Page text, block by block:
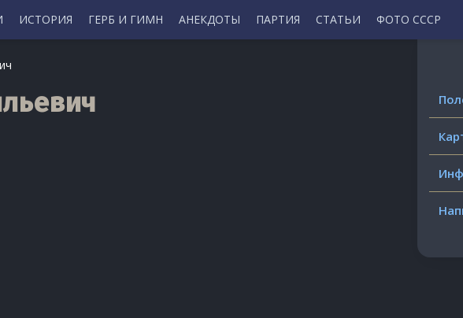
ИСТОРИЯ ГЕРБ И ГИМН АНЕКДОТЫ ПАРТИЯ СТАТЬИ ФОТО СССР